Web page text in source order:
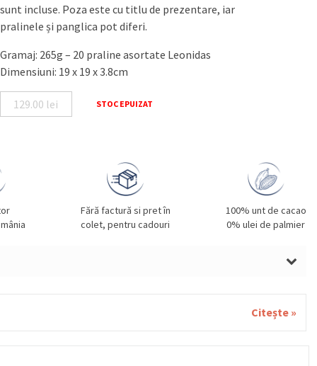
sunt incluse. Poza este cu titlu de prezentare, iar
pralinele și panglica pot diferi.
Gramaj: 265g – 20 praline asortate Leonidas
Dimensiuni: 19 x 19 x 3.8cm
129.00 lei STOC EPUIZAT
Fără factură si pret în
colet, pentru cadouri
100% unt de cacao
0% ulei de palmier
Citește »